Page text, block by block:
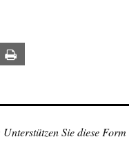
Sie diese Form